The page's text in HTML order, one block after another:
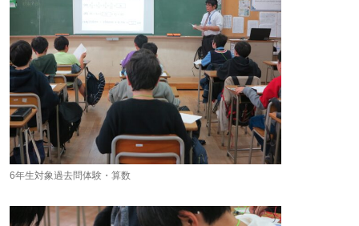
6年生対象過去問体験・算数